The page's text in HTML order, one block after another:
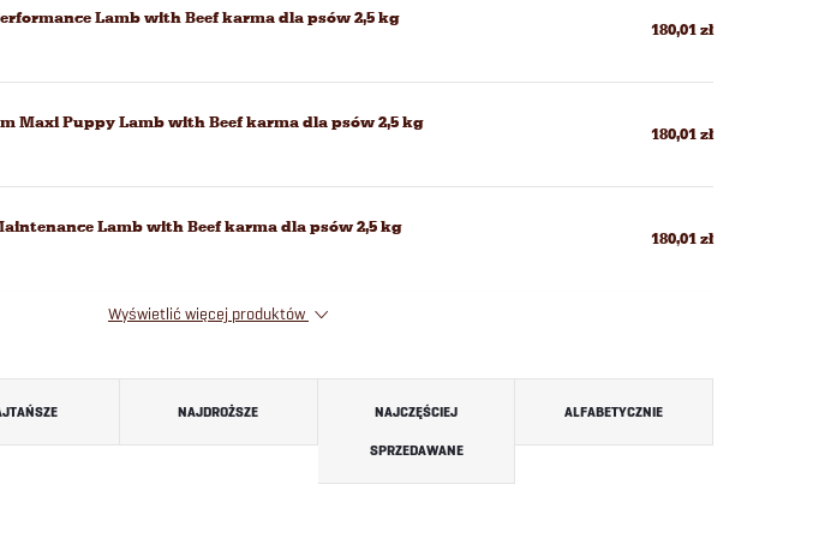
Lamb with Beef karma dla psów 2,5 kg
180,01 zł
Maxi Puppy Lamb with Beef karma dla psów 2,5 kg
180,01 zł
Lamb with Beef karma dla psów 2,5 kg
180,01 zł
Wyświetlić więcej produktów
NAJDROŻSZE NAJCZĘŚCIEJ
SPRZEDAWANE
ALFABETYCZNIE